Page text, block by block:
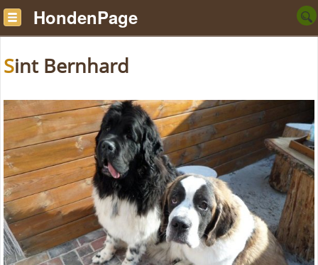
HondenPage
Sint Bernhard